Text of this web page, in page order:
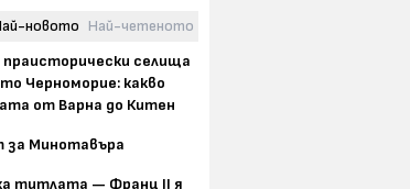
новото Най-четеното
селища
Черноморие: какво
от Варна до Китен
за Минотавъра
титлата — Франц II я